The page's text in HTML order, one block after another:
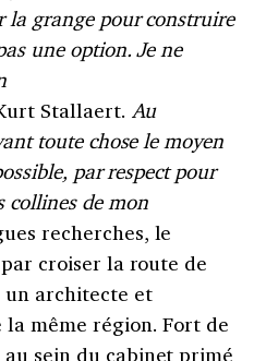
la grange pour construire
une option. Je ne
Stallaert. Au
toute chose le moyen
par respect pour
collines de mon
recherches, le
croiser la route de
un architecte et
même région. Fort de
au sein du cabinet primé